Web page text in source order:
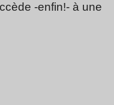
-enfin!- à une